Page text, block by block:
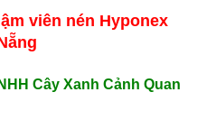
viên nén Hyponex
Cây Xanh Cảnh Quan